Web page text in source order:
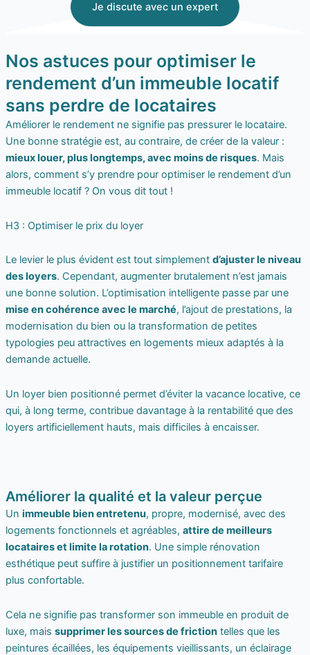
Je discute avec un expert
Nos astuces pour optimiser le
rendement d’un immeuble locatif
sans perdre de locataires
Améliorer le rendement ne signifie pas pressurer le locataire.
Une bonne stratégie est, au contraire, de créer de la valeur :
mieux louer, plus longtemps, avec moins de risques. Mais
alors, comment s’y prendre pour optimiser le rendement d’un
immeuble locatif ? On vous dit tout !
H3 : Optimiser le prix du loyer
Le levier le plus évident est tout simplement d’ajuster le niveau
des loyers. Cependant, augmenter brutalement n’est jamais
une bonne solution. L’optimisation intelligente passe par une
mise en cohérence avec le marché, l’ajout de prestations, la
modernisation du bien ou la transformation de petites
typologies peu attractives en logements mieux adaptés à la
demande actuelle.
Un loyer bien positionné permet d’éviter la vacance locative, ce
qui, à long terme, contribue davantage à la rentabilité que des
loyers artificiellement hauts, mais difficiles à encaisser.
Améliorer la qualité et la valeur perçue
Un immeuble bien entretenu, propre, modernisé, avec des
logements fonctionnels et agréables, attire de meilleurs
locataires et limite la rotation. Une simple rénovation
esthétique peut suffire à justifier un positionnement tarifaire
plus confortable.
Cela ne signifie pas transformer son immeuble en produit de
luxe, mais supprimer les sources de frictiontelles que les
peintures écaillées, les équipements vieillissants, un éclairage